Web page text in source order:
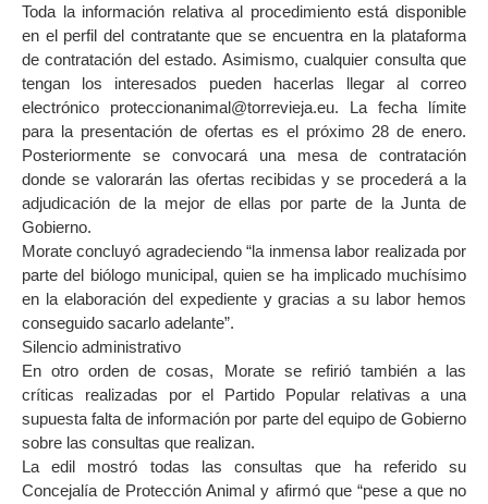
Toda la información relativa al procedimiento está disponible
en el perfil del contratante que se encuentra en la plataforma
de contratación del estado. Asimismo, cualquier consulta que
tengan los interesados pueden hacerlas llegar al correo
electrónico proteccionanimal@torrevieja.eu. La fecha límite
para la presentación de ofertas es el próximo 28 de enero.
Posteriormente se convocará una mesa de contratación
donde se valorarán las ofertas recibidas y se procederá a la
adjudicación de la mejor de ellas por parte de la Junta de
Gobierno.
Morate concluyó agradeciendo “la inmensa labor realizada por
parte del biólogo municipal, quien se ha implicado muchísimo
en la elaboración del expediente y gracias a su labor hemos
conseguido sacarlo adelante”.
Silencio administrativo
En otro orden de cosas, Morate se refirió también a las
críticas realizadas por el Partido Popular relativas a una
supuesta falta de información por parte del equipo de Gobierno
sobre las consultas que realizan.
La edil mostró todas las consultas que ha referido su
Concejalía de Protección Animal y afirmó que “pese a que no